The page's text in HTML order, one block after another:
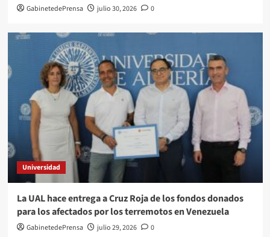
GabinetedePrensa julio 30, 2026 0
Universidad
La UAL hace entrega a Cruz Roja de los fondos donados
para los afectados por los terremotos en Venezuela
GabinetedePrensa julio 29, 2026 0